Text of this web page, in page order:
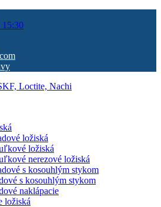
15:30
ložiská
ložiská
nerezové ložiská
s kosouhlým stykom
s kosouhlým stykom
naklápacie
ložiská